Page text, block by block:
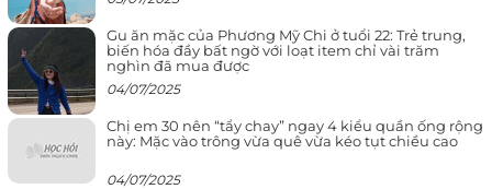
Gu ăn mặc của Phương Mỹ Chi ở tuổi 22: Trẻ trung,
biến hóa đầy bất ngờ với loạt item chỉ vài trăm
nghìn đã mua được
04/07/2025
Chị em 30 nên “tẩy chay” ngay 4 kiểu quần ống rộng
này: Mặc vào trông vừa quê vừa kéo tụt chiều cao
04/07/2025